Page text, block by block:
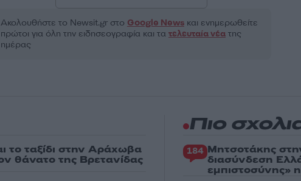
Ακολουθήστε το Νewsit.gr στο Google Newsκαι ενημερωθείτε
πρώτοι για όλη την ειδησεογραφία και τα τελευταία νέατης
ημέρας
το ταξίδι στην Αράχωβα
θάνατο της Βρετανίδας
Πιο
184 Μητσοτάκης
διασύνδεση
εμπιστοσύνης»